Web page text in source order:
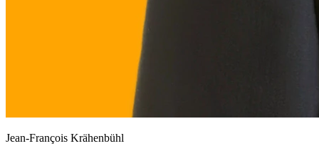
Jean-François Krähenbühl